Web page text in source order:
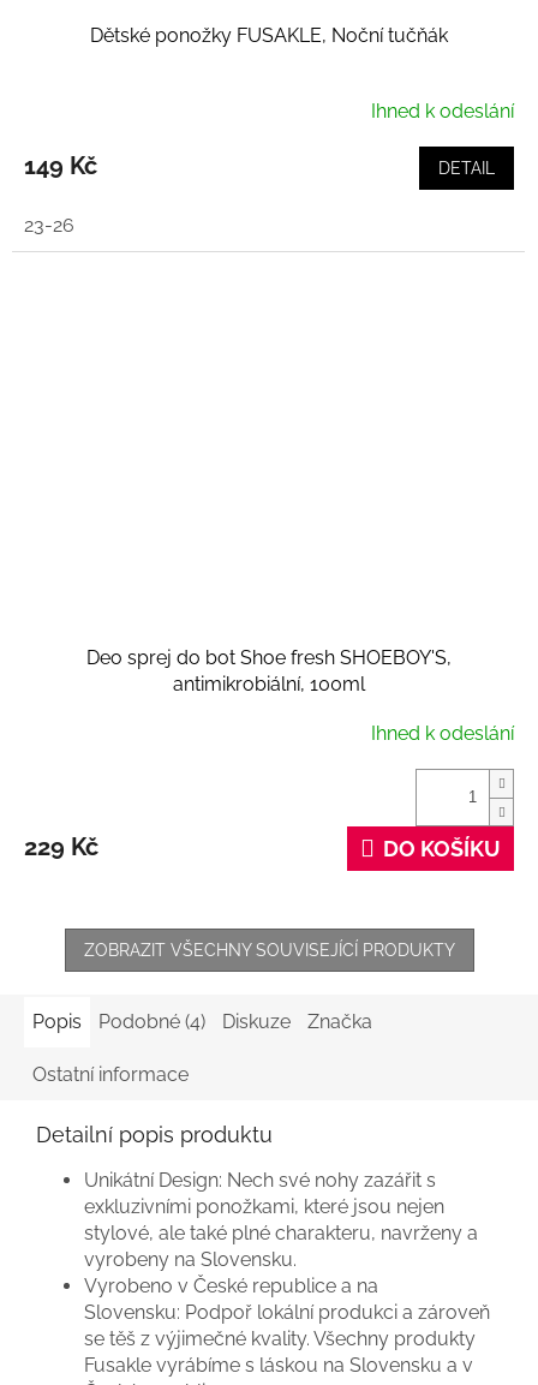
Dětské ponožky FUSAKLE, Noční tučňák
Ihned k odeslání
149 Kč DETAIL
23-26
Deo sprej do bot Shoe fresh SHOEBOY'S,
antimikrobiální, 100ml
Ihned k odeslání
229 Kč DO KOŠÍKU
ZOBRAZIT VŠECHNY SOUVISEJÍCÍ PRODUKTY
Popis Podobné (4) Diskuze Značka
Ostatní informace
Detailní popis produktu
Unikátní Design: Nech své nohy zazářit s
exkluzivními ponožkami, které jsou nejen
stylové, ale také plné charakteru, navrženy a
vyrobeny na Slovensku.
Vyrobeno v České republice a na
Slovensku: Podpoř lokální produkci a zároveň
se těš z výjimečné kvality. Všechny produkty
Fusakle vyrábíme s láskou na Slovensku a v